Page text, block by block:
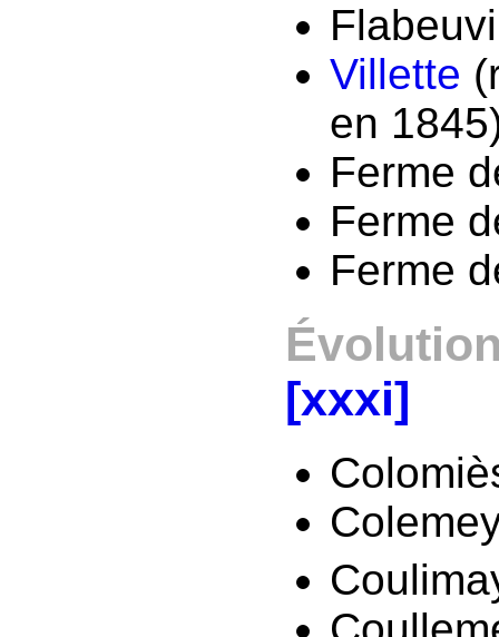
Villette
en
Ferme
Ferme
Ferme
[xxxi]